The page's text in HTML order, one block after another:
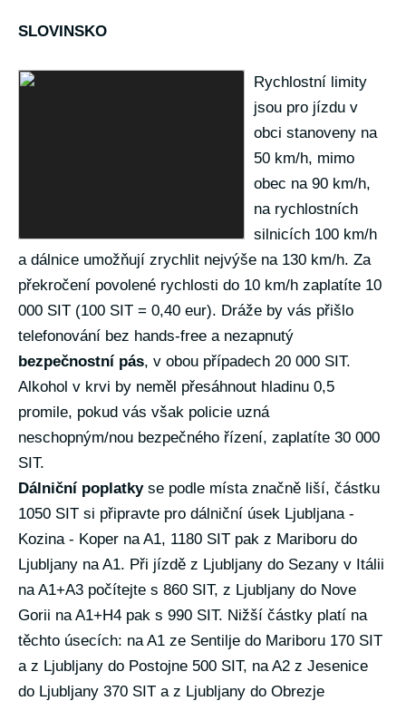
SLOVINSKO
Rychlostní limity
jsou pro jízdu v
obci stanoveny na
50 km/h, mimo
obec na 90 km/h,
na rychlostních
silnicích 100 km/h
a dálnice umožňují zrychlit nejvýše na 130 km/h. Za
překročení povolené rychlosti do 10 km/h zaplatíte 10
000 SIT (100 SIT = 0,40 eur). Dráže by vás přišlo
telefonování bez hands-free a nezapnutý
bezpečnostní pás, v obou případech 20 000 SIT.
Alkohol v krvi by neměl přesáhnout hladinu 0,5
promile, pokud vás však policie uzná
neschopným/nou bezpečného řízení, zaplatíte 30 000
SIT.
Dálniční poplatkyse podle místa značně liší, částku
1050 SIT si připravte pro dálniční úsek Ljubljana -
Kozina - Koper na A1, 1180 SIT pak z Mariboru do
Ljubljany na A1. Při jízdě z Ljubljany do Sezany v Itálii
na A1+A3 počítejte s 860 SIT, z Ljubljany do Nove
Gorii na A1+H4 pak s 990 SIT. Nižší částky platí na
těchto úsecích: na A1 ze Sentilje do Mariboru 170 SIT
a z Ljubljany do Postojne 500 SIT, na A2 z Jesenice
do Ljubljany 370 SIT a z Ljubljany do Obrezje